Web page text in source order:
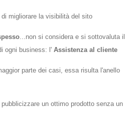
migliorare la visibilità del sito
...non si considera e si sottovaluta il
ogni business: l' Assistenza al cliente
parte dei casi, essa risulta l'anello
un ottimo prodotto senza un